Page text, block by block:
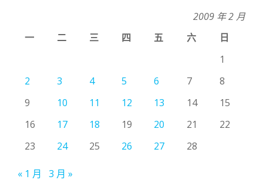
2009 年 2 月
一
二 三 四 五 六
日
1
2
3 4 5 6 7
8
9
10 11 12 13 14
15
16
17 18 19 20 21
22
23
24 25 26 27 28
« 1 月 3 月 »